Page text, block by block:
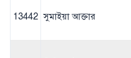
13442 সুমাইয়া আক্তার